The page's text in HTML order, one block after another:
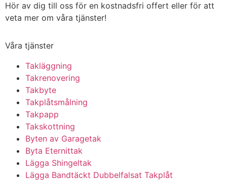
Hör av dig till oss för en kostnadsfri offert eller för att
veta mer om våra tjänster!
Våra tjänster
Takläggning
Takrenovering
Takbyte
Takplåtsmålning
Takpapp
Takskottning
Byten av Garagetak
Byta Eternittak
Lägga Shingeltak
Lägga Bandtäckt Dubbelfalsat Takplåt